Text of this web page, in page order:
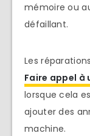
mémoire ou
défaillant.
Les
Faire appel à
lorsque cela
ajouter des
machine.